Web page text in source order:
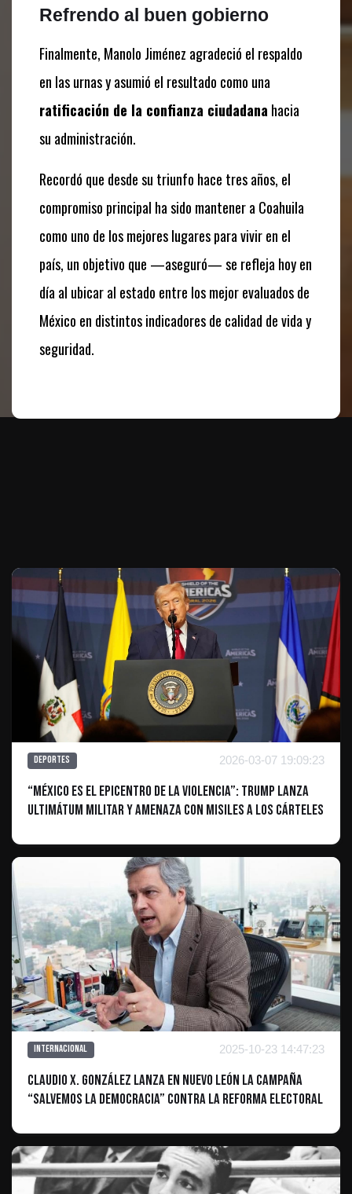
Refrendo al buen gobierno
Finalmente, Manolo Jiménez agradeció el respaldo
en las urnas y asumió el resultado como una
ratificación de la confianza ciudadana hacia
su administración.
Recordó que desde su triunfo hace tres años, el
compromiso principal ha sido mantener a Coahuila
como uno de los mejores lugares para vivir en el
país, un objetivo que —aseguró— se refleja hoy en
día al ubicar al estado entre los mejor evaluados de
México en distintos indicadores de calidad de vida y
seguridad.
Deportes 2026-03-07 19:09:23
“México es el epicentro de la violencia”: Trump lanza
ultimátum militar y amenaza con misiles a los cárteles
Internacional 2025-10-23 14:47:23
Claudio X. González lanza en Nuevo León la campaña
“Salvemos la Democracia” contra la reforma electoral